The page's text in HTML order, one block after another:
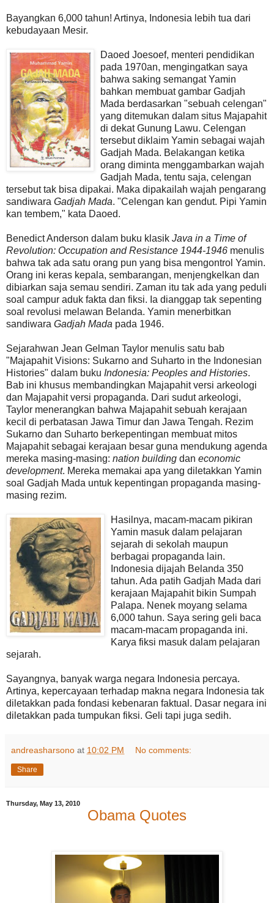
Bayangkan 6,000 tahun! Artinya, Indonesia lebih tua dari
kebudayaan Mesir.
Daoed Joesoef, menteri pendidikan
pada 1970an, mengingatkan saya
bahwa saking semangat Yamin
bahkan membuat gambar Gadjah
Mada berdasarkan "sebuah celengan"
yang ditemukan dalam situs Majapahit
di dekat Gunung Lawu. Celengan
tersebut diklaim Yamin sebagai wajah
Gadjah Mada. Belakangan ketika
orang diminta menggambarkan wajah
Gadjah Mada, tentu saja, celengan
tersebut tak bisa dipakai. Maka dipakailah wajah pengarang
sandiwara Gadjah Mada. "Celengan kan gendut. Pipi Yamin
kan tembem," kata Daoed.
Benedict Anderson dalam buku klasik Java in a Time of
Revolution: Occupation and Resistance 1944-1946 menulis
bahwa tak ada satu orang pun yang bisa mengontrol Yamin.
Orang ini keras kepala, sembarangan, menjengkelkan dan
dibiarkan saja semau sendiri. Zaman itu tak ada yang peduli
soal campur aduk fakta dan fiksi. Ia dianggap tak sepenting
soal revolusi melawan Belanda. Yamin menerbitkan
sandiwara Gadjah Mada pada 1946.
Sejarahwan Jean Gelman Taylor menulis satu bab
"Majapahit Visions: Sukarno and Suharto in the Indonesian
Histories" dalam buku Indonesia: Peoples and Histories.
Bab ini khusus membandingkan Majapahit versi arkeologi
dan Majapahit versi propaganda. Dari sudut arkeologi,
Taylor menerangkan bahwa Majapahit sebuah kerajaan
kecil di perbatasan Jawa Timur dan Jawa Tengah. Rezim
Sukarno dan Suharto berkepentingan membuat mitos
Majapahit sebagai kerajaan besar guna mendukung agenda
mereka masing-masing: nation building dan economic
development. Mereka memakai apa yang diletakkan Yamin
soal Gadjah Mada untuk kepentingan propaganda masing-
masing rezim.
Hasilnya, macam-macam pikiran
Yamin masuk dalam pelajaran
sejarah di sekolah maupun
berbagai propaganda lain.
Indonesia dijajah Belanda 350
tahun. Ada patih Gadjah Mada dari
kerajaan Majapahit bikin Sumpah
Palapa. Nenek moyang selama
6,000 tahun. Saya sering geli baca
macam-macam propaganda ini.
Karya fiksi masuk dalam pelajaran
sejarah.
Sayangnya, banyak warga negara Indonesia percaya.
Artinya, kepercayaan terhadap makna negara Indonesia tak
diletakkan pada fondasi kebenaran faktual. Dasar negara ini
diletakkan pada tumpukan fiksi. Geli tapi juga sedih.
andreasharsono at 10:02 PM No comments:
Share
Thursday, May 13, 2010
Obama Quotes